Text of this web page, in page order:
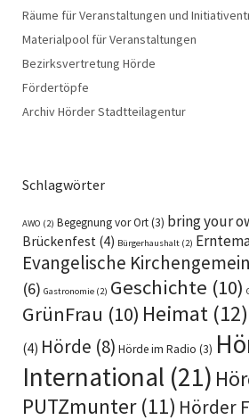
Räume für Veranstaltungen und
Materialpool für Veranstaltungen
Bezirksvertretung Hörde
Fördertöpfe
Archiv Hörder Stadtteilagentur
Schlagwörter
AWO (2) Begegnung vor Ort(3) bring your
Brückenfest (4) Bürgerhaushalt (2)
Evangelische
(6) Gastronomie (2) Geschichte (10)
GrünFrau (10) Heimat (12)
(4) Hörde (8) Hörde im Radio (3)
International (21)
PUTZmunter(11) Hörder